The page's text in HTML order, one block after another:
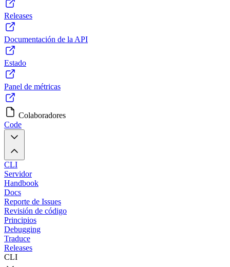
Releases
Documentación de la API
Estado
Panel de métricas
Colaboradores
Code
CLI
Servidor
Handbook
Docs
Reporte de Issues
Revisión de código
Principios
Debugging
Traduce
Releases
CLI